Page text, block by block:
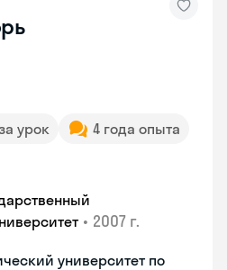
урок
4 года опыта
• 2007 г.
университет по